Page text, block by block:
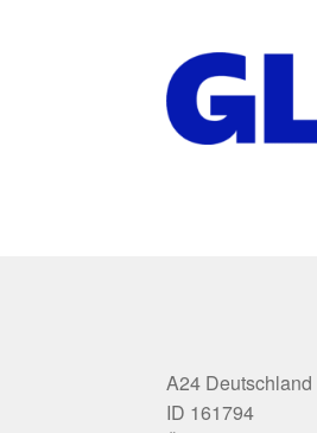
A24 Deutschland
ID 161794